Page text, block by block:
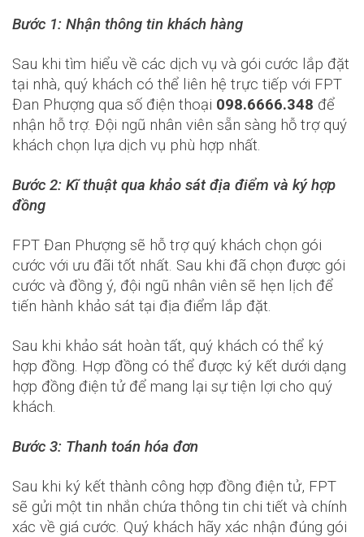
Bước 1: Nhận thông tin khách hàng
Sau khi tìm hiểu về các dịch vụ và gói cước lắp đặt
tại nhà, quý khách có thể liên hệ trực tiếp với FPT
Đan Phượng qua số điện thoại 098.6666.348 để
nhận hỗ trợ. Đội ngũ nhân viên sẵn sàng hỗ trợ quý
khách chọn lựa dịch vụ phù hợp nhất.
Bước 2: Kĩ thuật qua khảo sát địa điểm và ký hợp
đồng
FPT Đan Phượng sẽ hỗ trợ quý khách chọn gói
cước với ưu đãi tốt nhất. Sau khi đã chọn được gói
cước và đồng ý, đội ngũ nhân viên sẽ hẹn lịch để
tiến hành khảo sát tại địa điểm lắp đặt.
Sau khi khảo sát hoàn tất, quý khách có thể ký
hợp đồng. Hợp đồng có thể được ký kết dưới dạng
hợp đồng điện tử để mang lại sự tiện lợi cho quý
khách.
Bước 3: Thanh toán hóa đơn
Sau khi ký kết thành công hợp đồng điện tử, FPT
sẽ gửi một tin nhắn chứa thông tin chi tiết và chính
xác về giá cước. Quý khách hãy xác nhận đúng gói
🎁 Tặng ngay 01 tháng cước, miễn phí Modem Wifi 6/7 &
Mesh chính hãng 2026!
Đăng ký ngay
Tặng Camera & 12 tháng Cloud miễn phí!